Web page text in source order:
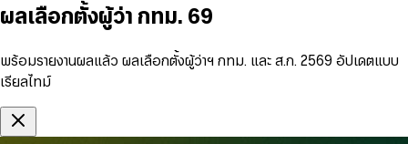
ผลเลือกตั้งผู้ว่า กทม. 69
พร้อมรายงานผลแล้ว ผลเลือกตั้งผู้ว่าฯ กทม. และ ส.ก. 2569 อัปเดตแบบ
เรียลไทม์